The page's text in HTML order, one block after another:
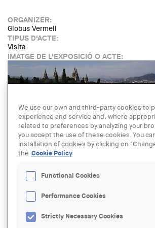
ORGANIZER:
Globus Vermell
TIPUS D'ACTE:
Visita
IMATGE DE L'EXPOSICIÓ O ACTE:
Fundació Joan Miró
LINK:
http://elglobusvermell.org/serveis/edu/la-
arquitectura-art-i-paisatge/
DATE:
SUNDAY, 5 JUNE, 2016 - 11:00
We use our own and third-party cookies to
experience and service and, where
related to preferences by analyzing your
you accept the use of these cookies. You
installation of cookies by clicking on
the Cookie Policy
Functional Cookies
Performance Cookies
Strictly Necessary Cookies